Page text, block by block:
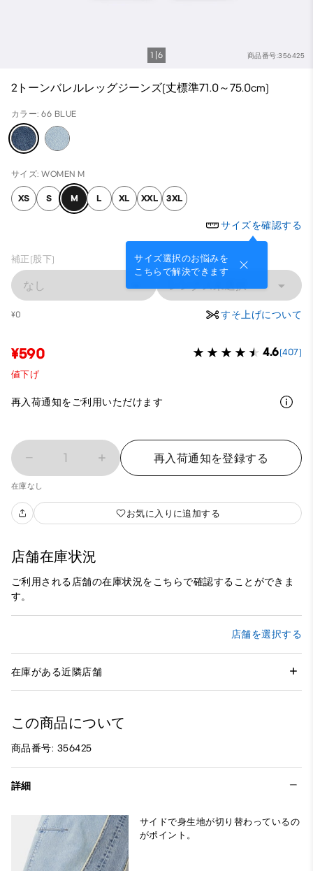
商品番号:356425
1 6
2トーンバレルレッグジーンズ(丈標準71.0～75.0cm)
カラー: 66 BLUE
サイズ: WOMEN M
XS S M L XL XXL 3XL
サイズを確認する
サイズ選択のお悩みを
こちらで解決できます
補正(股下)
なし レングス未選択
¥0 すそ上げについて
¥590 4.6(407)
値下げ
再入荷通知をご利用いただけます
1 再入荷通知を登録する
在庫なし
お気に入りに追加する
店舗在庫状況
ご利用される店舗の在庫状況をこちらで確認することができま
す。
店舗を選択する
在庫がある近隣店舗
この商品について
商品番号: 356425
詳細
サイドで身生地が切り替わっているの
がポイント。